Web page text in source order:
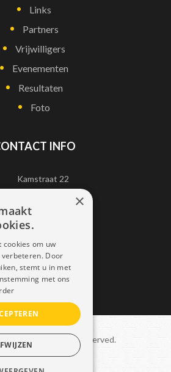
Links
Partners
Vrijwilligers
Evenementen
Resultaten
Foto
INFO
Kamstraat 22
1750 Lennik
0497452898
info@dais.be
2021 Dais. All rights reserved.
Sitemap–GDPR
×
cookies om uw
Door
stemt u in met
met ons